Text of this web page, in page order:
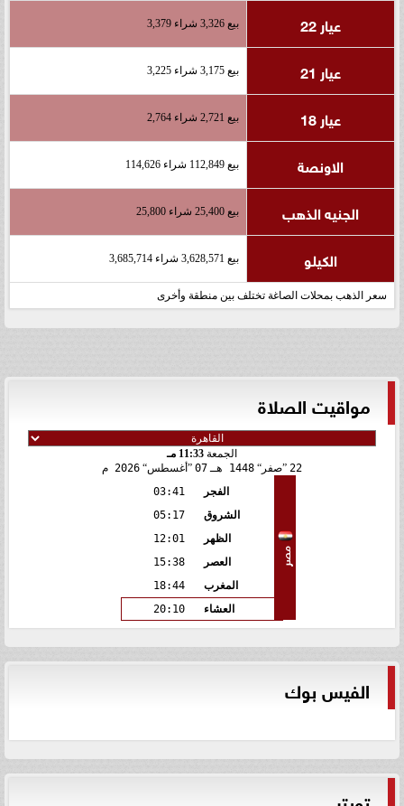
عيار 22 بيع 3,326 شراء 3,379
عيار 21 بيع 3,175 شراء 3,225
عيار 18 بيع 2,721 شراء 2,764
الاونصة بيع 112,849 شراء 114,626
الجنيه الذهب بيع 25,400 شراء 25,800
الكيلو بيع 3,628,571 شراء 3,685,714
سعر الذهب بمحلات الصاغة تختلف بين منطقة وأخرى
مواقيت الصلاة
الجمعة 11:33 مـ
22
صفر 1448 هـ 07 أغسطس 2026 م
مصر
الفجر
03:41
الشروق
05:17
الظهر
12:01
العصر
15:38
المغرب
18:44
العشاء
20:10
الفيس بوك